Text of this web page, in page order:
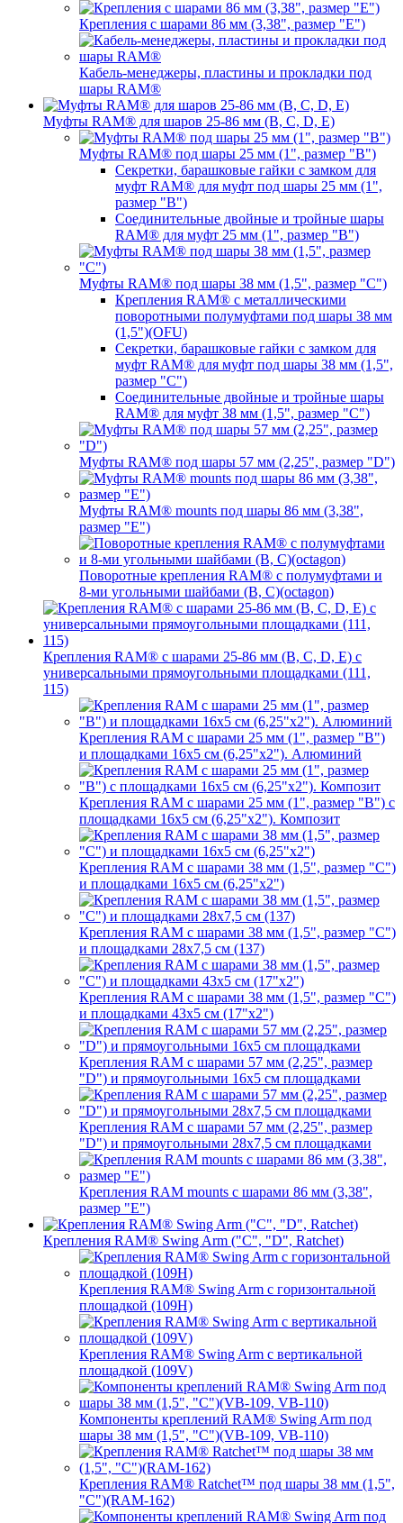
Крепления с шарами 86 мм (3,38", размер "E")
Кабель-менеджеры, пластины и прокладки под
шары RAM®
Муфты RAM® для шаров 25-86 мм (B, C, D, E)
Муфты RAM® под шары 25 мм (1", размер "B")
Секретки, барашковые гайки с замком для
муфт RAM® для муфт под шары 25 мм (1",
размер "B")
Соединительные двойные и тройные шары
RAM® для муфт 25 мм (1", размер "B")
Муфты RAM® под шары 38 мм (1,5", размер "C")
Крепления RAM® с металлическими
поворотными полумуфтами под шары 38 мм
(1,5")(OFU)
Секретки, барашковые гайки с замком для
муфт RAM® для муфт под шары 38 мм (1,5",
размер "C")
Соединительные двойные и тройные шары
RAM® для муфт 38 мм (1,5", размер "C")
Муфты RAM® под шары 57 мм (2,25", размер "D")
Муфты RAM® mounts под шары 86 мм (3,38",
размер "E")
Поворотные крепления RAM® c полумуфтами и
8-ми угольными шайбами (B, C)(octagon)
Крепления RAM® с шарами 25-86 мм (B, C, D, E) с
универсальными прямоугольными площадками (111,
115)
Крепления RAM с шарами 25 мм (1", размер "B")
и площадками 16х5 см (6,25"х2"). Алюминий
Крепления RAM с шарами 25 мм (1", размер "B") с
площадками 16х5 см (6,25"х2"). Композит
Крепления RAM с шарами 38 мм (1,5", размер "C")
и площадками 16х5 см (6,25"х2")
Крепления RAM с шарами 38 мм (1,5", размер "C")
и площадками 28х7,5 см (137)
Крепления RAM с шарами 38 мм (1,5", размер "C")
и площадками 43х5 см (17"х2")
Крепления RAM с шарами 57 мм (2,25", размер
"D") и прямоугольными 16х5 см площадками
Крепления RAM с шарами 57 мм (2,25", размер
"D") и прямоугольными 28х7,5 см площадками
Крепления RAM mounts с шарами 86 мм (3,38",
размер "E")
Крепления RAM® Swing Arm ("C", "D", Ratchet)
Крепления RAM® Swing Arm с горизонтальной
площадкой (109H)
Крепления RAM® Swing Arm с вертикальной
площадкой (109V)
Компоненты креплений RAM® Swing Arm под
шары 38 мм (1,5", "C")(VB-109, VB-110)
Крепления RAM® Ratchet™ под шары 38 мм (1,5",
"C")(RAM-162)